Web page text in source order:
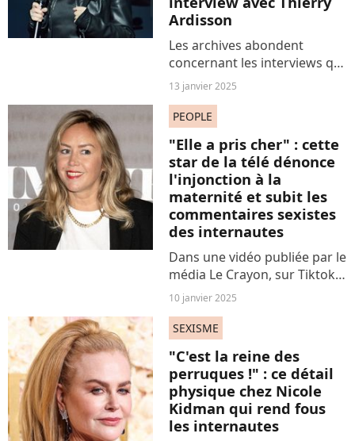
Ardisson
Les archives abondent
concernant les interviews qui
vieillissent mal, très mal.
Comme cet échange pas
hyper gentleman entre le
provocateur du PAF et Lara
Fabian. C'était pas mieux...
13 janvier 2025
PEOPLE
"Elle a pris cher" : cette
star de la télé dénonce
l'injonction à la
maternité et subit les
commentaires sexistes
des internautes
Dans une vidéo publiée par le
média Le Crayon, sur Tiktok,
le 9 janvier, Enora Malagré a
réagi à l'appel du président
Macron au "réarmement
démographique". Certains
abonnés restés...
10 janvier 2025
SEXISME
"C'est la reine des
perruques !" : ce détail
physique chez Nicole
Kidman qui rend fous
les internautes